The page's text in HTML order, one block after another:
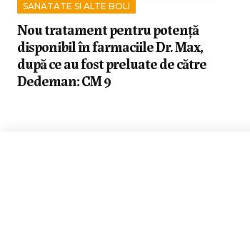
SANATATE SI ALTE BOLI
Nou tratament pentru potență
disponibil în farmaciile Dr. Max,
după ce au fost preluate de către
Dedeman: CM 9